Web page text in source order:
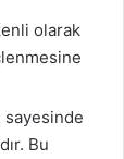
olarak
Bu